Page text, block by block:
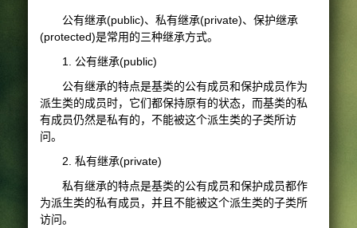
公有继承(public)、私有继承(private)、保护继承
(protected)是常用的三种继承方式。
1. 公有继承(public)
公有继承的特点是基类的公有成员和保护成员作为
派生类的成员时，它们都保持原有的状态，而基类的私
有成员仍然是私有的，不能被这个派生类的子类所访
问。
2. 私有继承(private)
私有继承的特点是基类的公有成员和保护成员都作
为派生类的私有成员，并且不能被这个派生类的子类所
访问。